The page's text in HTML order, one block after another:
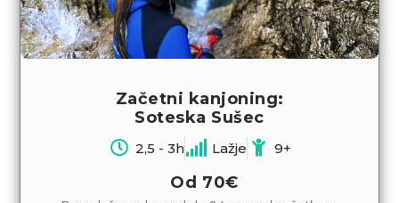
Začetni kanjoning:
Soteska Sušec
2,5 - 3h Lažje 9+
Od 70€